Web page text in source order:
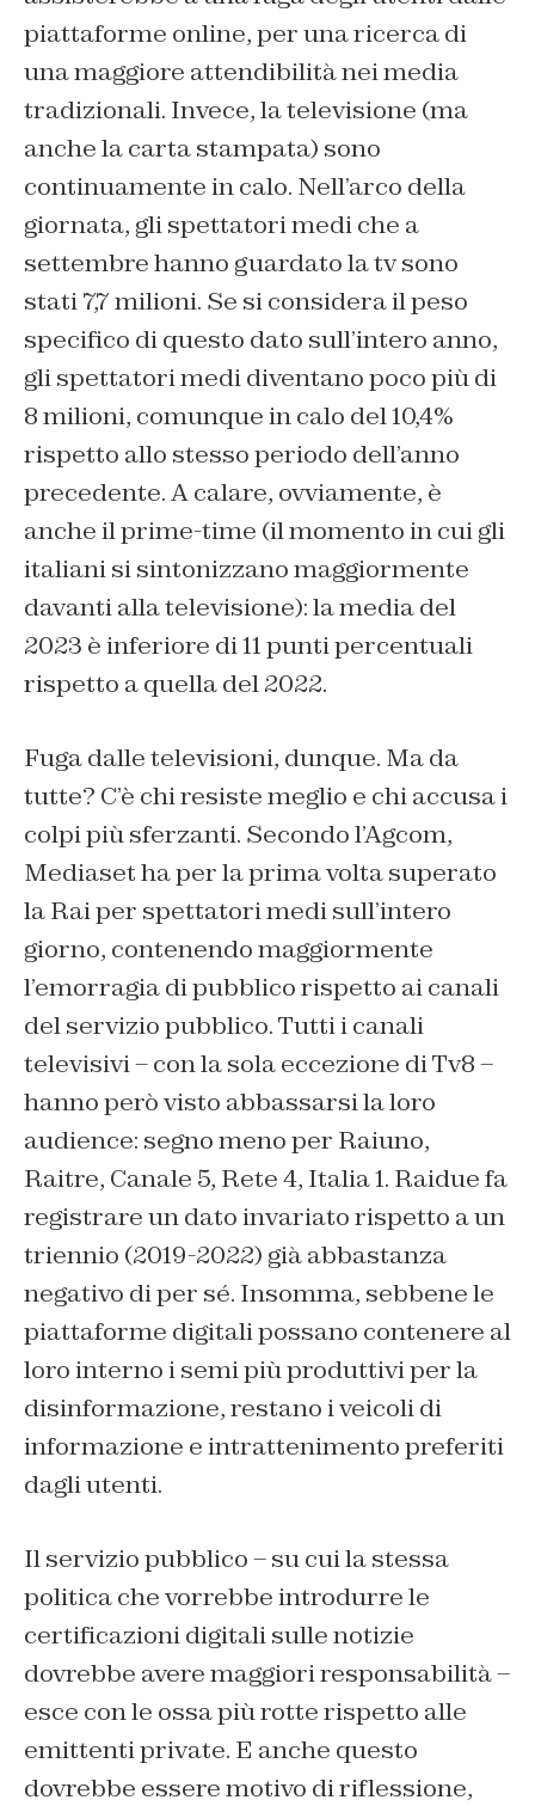
piattaforme online, per una ricerca di
una maggiore attendibilità nei media
tradizionali. Invece, la televisione (ma
anche la carta stampata) sono
continuamente in calo. Nell’arco della
giornata, gli spettatori medi che a
settembre hanno guardato la tv sono
stati 7,7 milioni. Se si considera il peso
specifico di questo dato sull’intero anno,
gli spettatori medi diventano poco più di
8 milioni, comunque in calo del 10,4%
rispetto allo stesso periodo dell’anno
precedente. A calare, ovviamente, è
anche il prime-time (il momento in cui gli
italiani si sintonizzano maggiormente
davanti alla televisione): la media del
2023 è inferiore di 11 punti percentuali
rispetto a quella del 2022.
Fuga dalle televisioni, dunque. Ma da
tutte? C’è chi resiste meglio e chi accusa i
colpi più sferzanti. Secondo l’Agcom,
Mediaset ha per la prima volta superato
la Rai per spettatori medi sull’intero
giorno, contenendo maggiormente
l’emorragia di pubblico rispetto ai canali
del servizio pubblico. Tutti i canali
televisivi – con la sola eccezione di Tv8 –
hanno però visto abbassarsi la loro
audience: segno meno per Raiuno,
Raitre, Canale 5, Rete 4, Italia 1. Raidue fa
registrare un dato invariato rispetto a un
triennio (2019-2022) già abbastanza
negativo di per sé. Insomma, sebbene le
piattaforme digitali possano contenere al
loro interno i semi più produttivi per la
disinformazione, restano i veicoli di
informazione e intrattenimento preferiti
dagli utenti.
Il servizio pubblico – su cui la stessa
politica che vorrebbe introdurre le
certificazioni digitali sulle notizie
dovrebbe avere maggiori responsabilità –
esce con le ossa più rotte rispetto alle
emittenti private. E anche questo
dovrebbe essere motivo di riflessione,